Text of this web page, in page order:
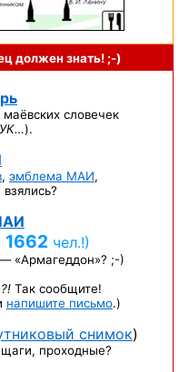
должензнать! ;-)
маёвских словечек
).
, эмблема МАИ,
1662 чел.!)
— «Армагеддон»? ;-)
Так сообщите!
напишите письмо.)
снимок)
проходные?